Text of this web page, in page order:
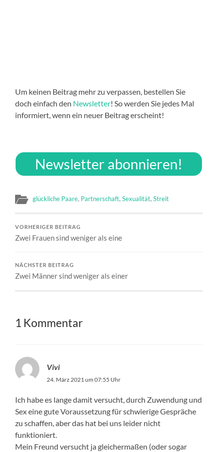
Um keinen Beitrag mehr zu verpassen, bestellen Sie
doch einfach den Newsletter! So werden Sie jedes Mal
informiert, wenn ein neuer Beitrag erscheint!
Newsletter abonnieren!
glückliche Paare, Partnerschaft,Sexualität,Streit
VORHERIGER BEITRAG
Zwei Frauen sind weniger als eine
NÄCHSTER BEITRAG
Zwei Männer sind weniger als einer
1 Kommentar
Vivi
24. März 2021 um 07:55 Uhr
Ich habe es lange damit versucht, durch Zuwendung und
Sex eine gute Voraussetzung für schwierige Gespräche
zu schaffen, aber das hat bei uns leider nicht
funktioniert.
Mein Freund versucht ja gleichermaßen (oder sogar